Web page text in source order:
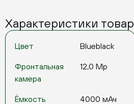
Характеристики
Цвет Blueblack
Фронтальная
камера
12,0 Mp
Ёмкость
4000 мАч